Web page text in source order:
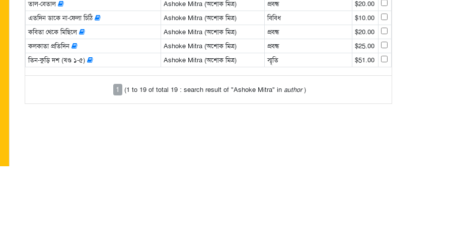
তাল-বেতাল
Ashoke Mitra (অশোক মিত্র) প্রবন্ধ
$20.00
এতদিন ডাকে না-ফেলা চিঠি
Ashoke Mitra (অশোক মিত্র) বিবিধ
$10.00
কবিতা থেকে মিছিলে
Ashoke Mitra (অশোক মিত্র) প্রবন্ধ
$20.00
কলকাতা প্রতিদিন
Ashoke Mitra (অশোক মিত্র) প্রবন্ধ
$25.00
তিন-কুড়ি দশ (খণ্ড ১-৫)
Ashoke Mitra (অশোক মিত্র) স্মৃতি $51.00
1 (1 to 19 of total 19 : search result of "Ashoke Mitra" in author)